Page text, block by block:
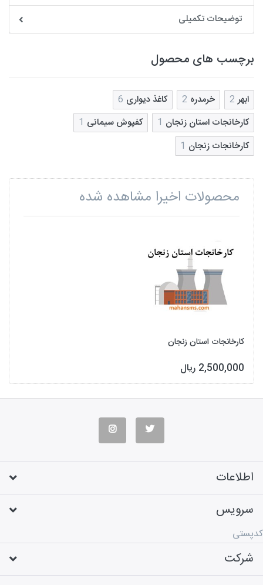
توضیحات تکمیلی
برچسب های محصول
ابهر 2 خرمدره 2 کاغذ دیواری 6
کارخانجات استان زنجان 1 کفپوش سیمانی 1
کارخانجات زنجان 1
محصولات اخیرا مشاهده شده
کارخانجات استان زنجان
2,500,000 ریال
اطلاعات
سرویس
کدپستی
شرکت